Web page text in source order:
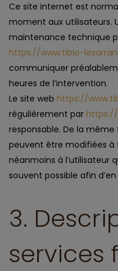
Ce site internet est
moment aux utilisateurs.
maintenance technique
https://www.tibio-
communiquer
heures de l’intervention.
Le site web https://
régulièrement par https://
responsable. De la
peuvent être modifiées à
néanmoins à l’utilisateur
souvent possible afin
3.
services